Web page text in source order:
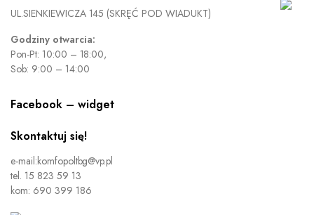
UL.SIENKIEWICZA 145 (SKRĘĆ POD WIADUKT)
Godziny otwarcia:
Pon-Pt: 10:00 – 18:00,
Sob: 9:00 – 14:00
Facebook – widget
Skontaktuj się!
e-mail:komfopoltbg@vp.pl
tel. 15 823 59 13
kom: 690 399 186